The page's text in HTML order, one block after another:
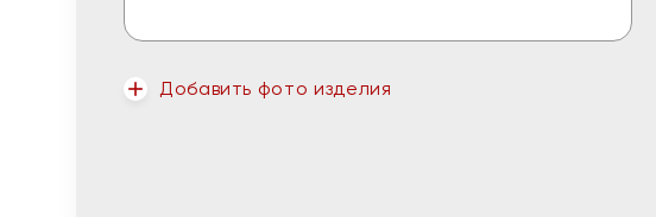
Добавить фото изделия